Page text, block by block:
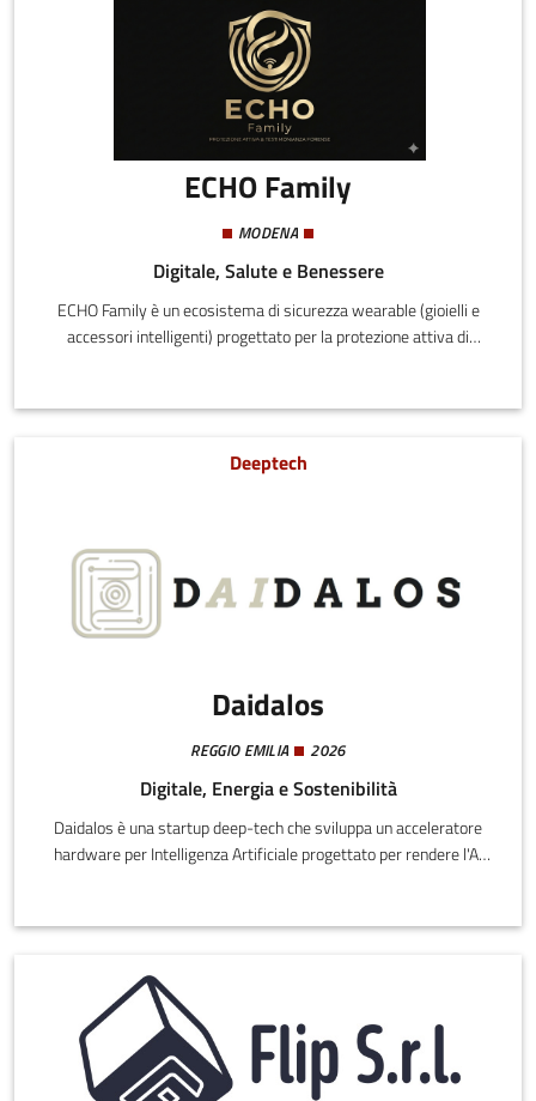
ECHO Family
MODENA
Digitale, Salute e Benessere
ECHO Family è un ecosistema di sicurezza wearable (gioielli e
accessori intelligenti) progettato per la protezione attiva di
registra audio ambientale criptato e lo salva istantaneamente in
distrutto.
Deeptech
Daidalos
REGGIO EMILIA 2026
Digitale, Energia e Sostenibilità
Daidalos è una startup deep-tech che sviluppa un acceleratore
hardware per Intelligenza Artificiale progettato per rendere l'AI
proprietario di Algorithm Mapping trasforma direttamente
drasticamente il traffico di memoria e quindi i consumi